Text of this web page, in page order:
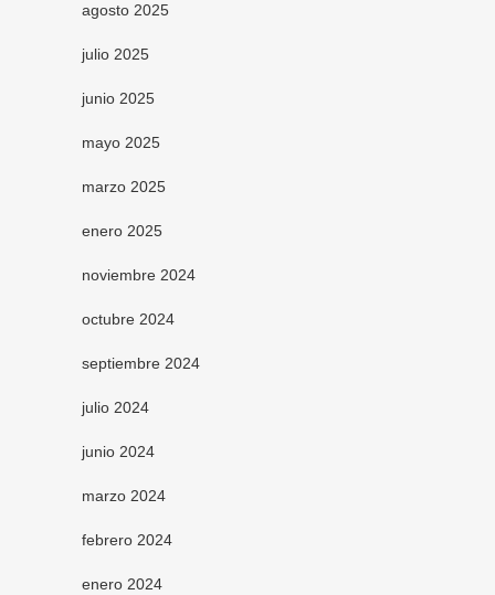
agosto 2025
julio 2025
junio 2025
mayo 2025
marzo 2025
enero 2025
noviembre 2024
octubre 2024
septiembre 2024
julio 2024
junio 2024
marzo 2024
febrero 2024
enero 2024